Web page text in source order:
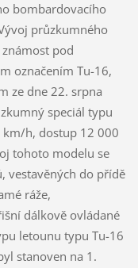
bombardovacího
průzkumného
pod
označením Tu-16,
ze dne 22. srpna
speciál typu
km/h, dostup 12 000
tohoto modelu se
vestavěných do přídě
ráže,
dálkově ovládané
letounu typu Tu-16
stanoven na 1.